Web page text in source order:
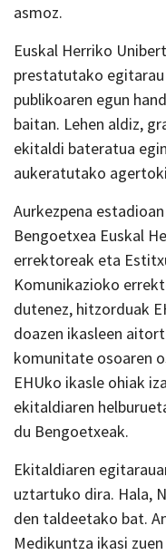
asmoz.
Euskal Herriko
prestatutako
publikoaren egun
baitan. Lehen aldiz,
ekitaldi bateratua
aukeratutako
Aurkezpena
Bengoetxea Euskal
errektoreak eta
Komunikazioko
dutenez, hitzorduak
doazen ikasleen
komunitate osoaren
EHUko ikasle ohiak
ekitaldiaren
du Bengoetxeak.
Ekitaldiaren
uztartuko dira. Hala,
den taldeetako bat.
Medikuntza ikasi